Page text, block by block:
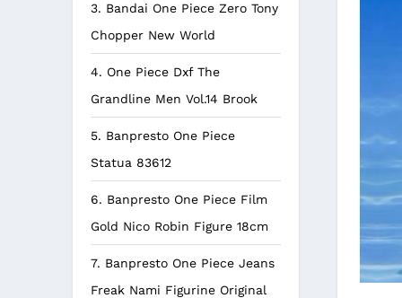
3. Bandai One Piece Zero Tony
Chopper New World
4. One Piece Dxf The
Grandline Men Vol.14 Brook
5. Banpresto One Piece
Statua 83612
6. Banpresto One Piece Film
Gold Nico Robin Figure 18cm
7. Banpresto One Piece Jeans
Freak Nami Figurine Original